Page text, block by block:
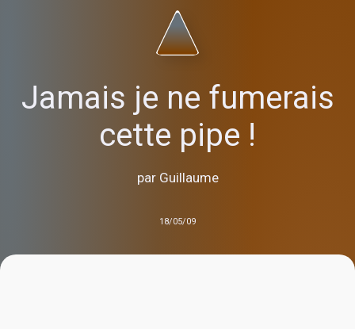
Jamais je ne fumerais
cette pipe !
par Guillaume
18/05/09